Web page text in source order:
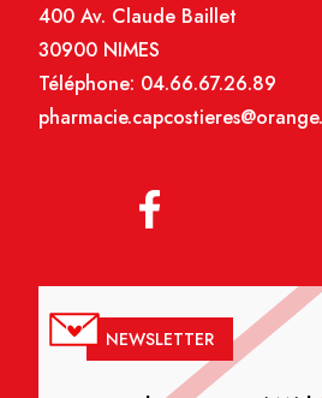
400 Av. Claude Baillet
30900 NIMES
Téléphone: 04.66.67.26.89
NEWSLETTER